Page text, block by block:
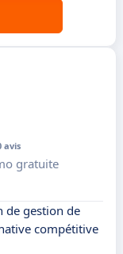
avis
gratuite
de gestion de
compétitive